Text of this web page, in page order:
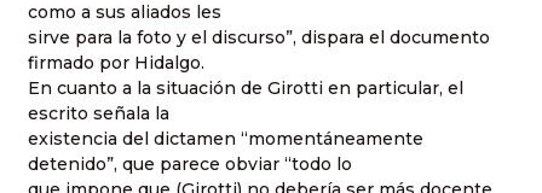
como a sus aliados les
sirve para la foto y el discurso”, dispara el documento
firmado por Hidalgo.
En cuanto a la situación de Girotti en particular, el
escrito señala la
existencia del dictamen “momentáneamente
detenido”, que parece obviar “todo lo